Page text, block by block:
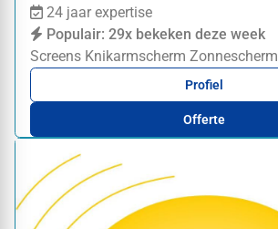
24 jaar expertise
Populair: 29x bekeken deze week
Screens Knikarmscherm Zonnescherm
Profiel
Offerte